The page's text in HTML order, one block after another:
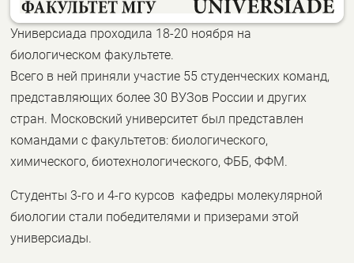
Универсиада проходила 18-20 ноября на
биологическом факультете.
Всего в ней приняли участие 55 студенческих команд,
представляющих более 30 ВУЗов России и других
стран. Московский университет был представлен
командами с факультетов: биологического,
химического, биотехнологического, ФББ, ФФМ.
Студенты 3-го и 4-го курсов кафедры молекулярной
биологии стали победителями и призерами этой
универсиады.